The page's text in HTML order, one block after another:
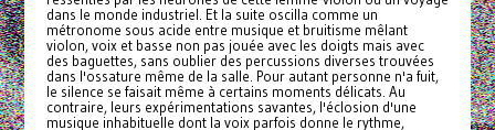
dans le monde industriel. Et la suite oscilla comme un
métronome sous acide entre musique et bruitisme mêlant
violon, voix et basse non pas jouée avec les doigts mais avec
des baguettes, sans oublier des percussions diverses trouvées
dans l'ossature même de la salle. Pour autant personne n'a fuit,
le silence se faisait même à certains moments délicats. Au
contraire, leurs expérimentations savantes, l'éclosion d'une
musique inhabituelle dont la voix parfois donne le rythme,